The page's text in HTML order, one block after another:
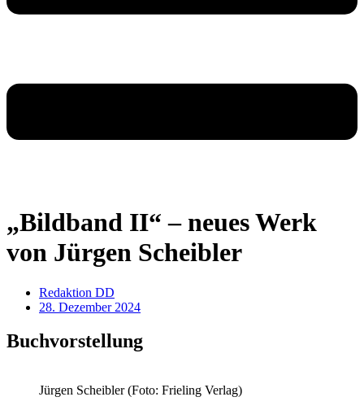
„Bildband II“ – neues Werk
von Jürgen Scheibler
Redaktion DD
28. Dezember 2024
Buchvorstellung
Jürgen Scheibler (Foto: Frieling Verlag)